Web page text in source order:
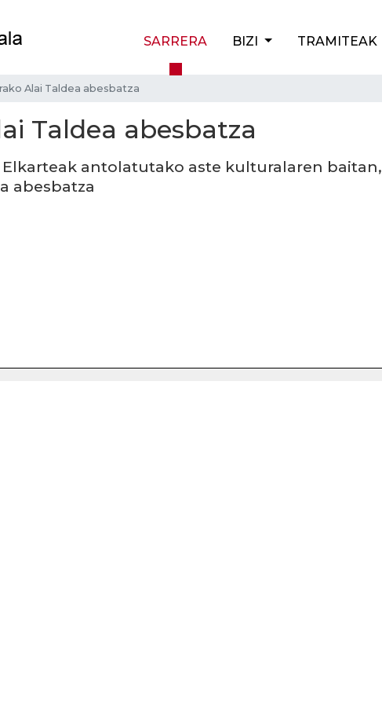
SARRERA BIZI TRAMITEAK
Alai Taldea abesbatza
Taldea abesbatza
antolatutako aste kulturalaren baitan,
abesbatza